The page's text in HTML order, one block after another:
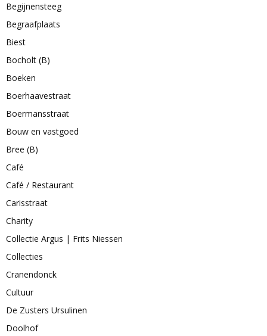
Begijnensteeg
Begraafplaats
Biest
Bocholt (B)
Boeken
Boerhaavestraat
Boermansstraat
Bouw en vastgoed
Bree (B)
Café
Café / Restaurant
Carisstraat
Charity
Collectie Argus | Frits Niessen
Collecties
Cranendonck
Cultuur
De Zusters Ursulinen
Doolhof